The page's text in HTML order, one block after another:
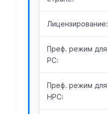
Лицензирование:
Преф. режим для
РС:
Преф. режим для
НРС: